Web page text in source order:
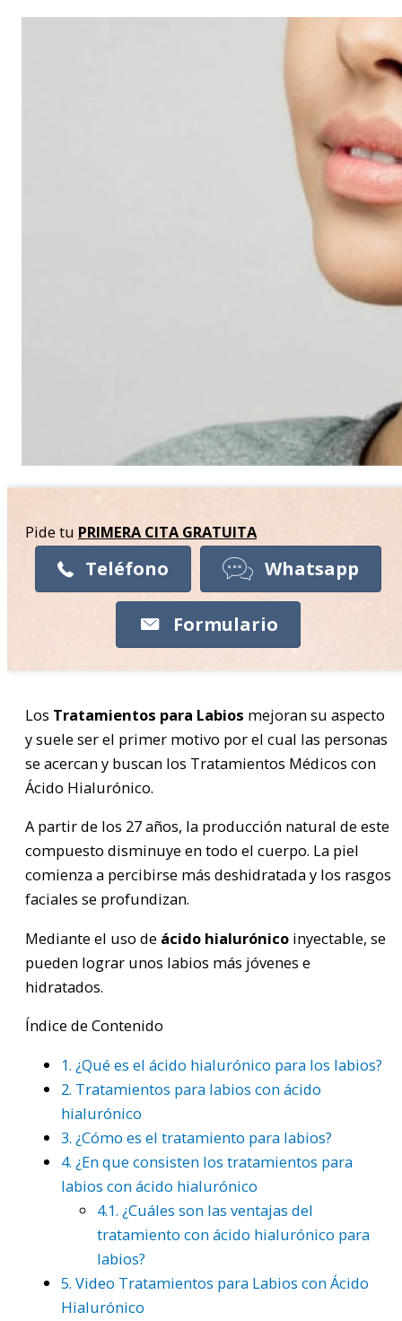
Pide tu PRIMERA CITAGRATUITA
Teléfono Whatsapp
Formulario
Los Tratamientos para Labios mejoran su aspecto
y suele ser el primer motivo por el cual las personas
se acercan y buscan los Tratamientos Médicos con
Ácido Hialurónico.
A partir de los 27 años, la producción natural de este
compuesto disminuye en todo el cuerpo. La piel
comienza a percibirse más deshidratada y los rasgos
faciales se profundizan.
Mediante el uso de ácido hialurónico inyectable, se
pueden lograr unos labios más jóvenes e
hidratados.
Índice de Contenido
1. ¿Qué es el ácido hialurónico para los labios?
2. Tratamientos para labios con ácido
hialurónico
3. ¿Cómo es el tratamiento para labios?
4. ¿En que consisten los tratamientos para
labios con ácido hialurónico
4.1. ¿Cuáles son las ventajas del
tratamiento con ácido hialurónico para
labios?
5. Video Tratamientos para Labios con Ácido
Hialurónico